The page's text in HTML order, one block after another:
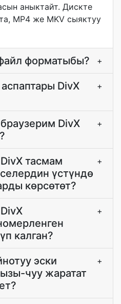
аныктайт. Дискте
MP4 же MKV сыяктуу
форматыбы? +
DivX
+
DivX
+
тасмам
үстүндө
көрсөтөт?
+
калган?
+
эски
чуу жаратат
+